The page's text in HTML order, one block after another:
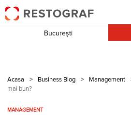
București
Acasa > Business Blog > Management
mai bun?
MANAGEMENT